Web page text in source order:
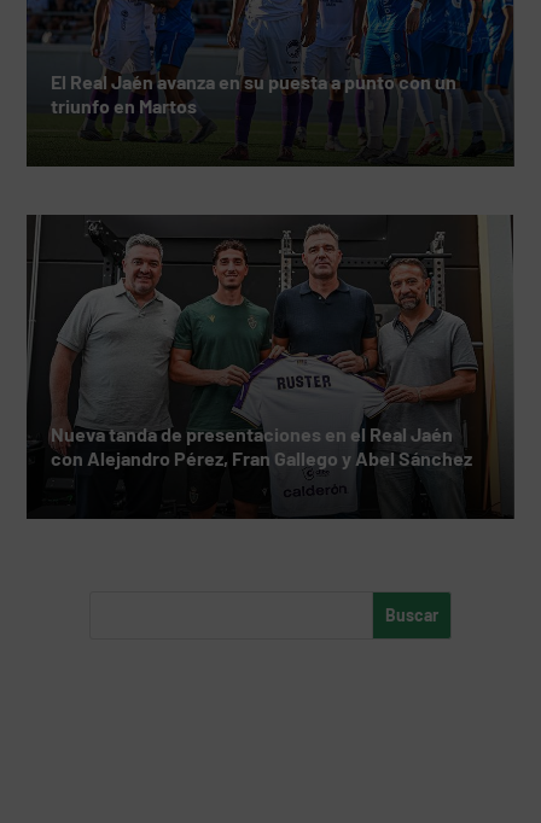
El Real Jaén avanza en su puesta a punto con un
triunfo en Martos
Nueva tanda de presentaciones en el Real Jaén
con Alejandro Pérez, Fran Gallego y Abel Sánchez